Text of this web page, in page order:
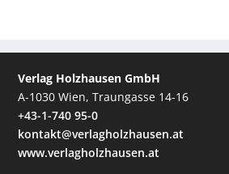
Verlag Holzhausen GmbH
A-1030 Wien, Traungasse 14-16
+43-1-740 95-0
kontakt@verlagholzhausen.at
www.verlagholzhausen.at